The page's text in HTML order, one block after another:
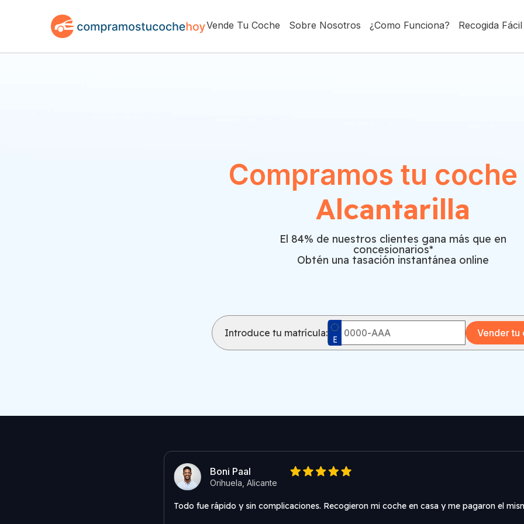
Vende Tu Coche Sobre Nosotros ¿Como Funciona? Recogida Fácil
Compramos tu coche
Alcantarilla
El 84% de nuestros clientes gana más que en
concesionarios*
Obtén una tasación instantánea online
Introduce tu matrícula: Vender tu
Boni Paal
Orihuela, Alicante
Todo fue rápido y sin complicaciones. Recogieron mi coche en casa y me pagaron el